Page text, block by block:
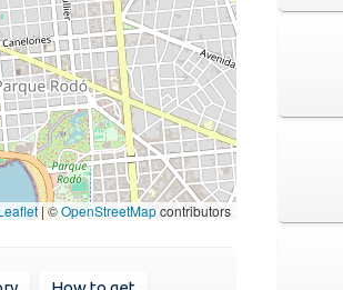
|©OpenStreetMapcontributors